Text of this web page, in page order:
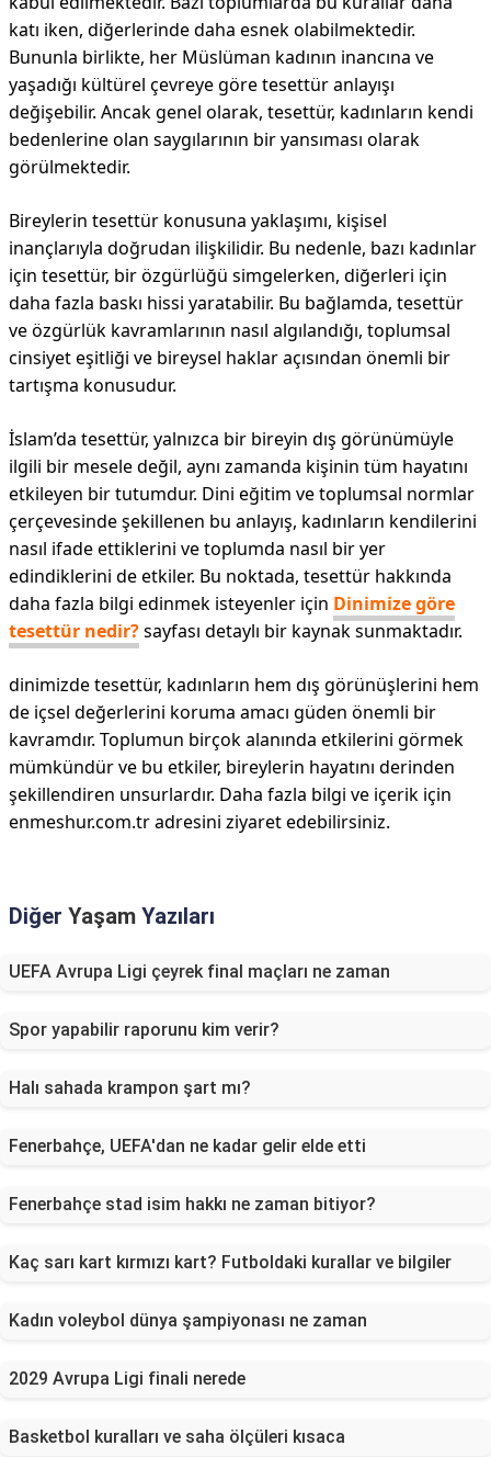
katı iken, diğerlerinde daha esnek olabilmektedir.
Bununla birlikte, her Müslüman kadının inancına ve
yaşadığı kültürel çevreye göre tesettür anlayışı
değişebilir. Ancak genel olarak, tesettür, kadınların kendi
bedenlerine olan saygılarının bir yansıması olarak
görülmektedir.
Bireylerin tesettür konusuna yaklaşımı, kişisel
inançlarıyla doğrudan ilişkilidir. Bu nedenle, bazı kadınlar
için tesettür, bir özgürlüğü simgelerken, diğerleri için
daha fazla baskı hissi yaratabilir. Bu bağlamda, tesettür
ve özgürlük kavramlarının nasıl algılandığı, toplumsal
cinsiyet eşitliği ve bireysel haklar açısından önemli bir
tartışma konusudur.
İslam’da tesettür, yalnızca bir bireyin dış görünümüyle
ilgili bir mesele değil, aynı zamanda kişinin tüm hayatını
etkileyen bir tutumdur. Dini eğitim ve toplumsal normlar
çerçevesinde şekillenen bu anlayış, kadınların kendilerini
nasıl ifade ettiklerini ve toplumda nasıl bir yer
edindiklerini de etkiler. Bu noktada, tesettür hakkında
daha fazla bilgi edinmek isteyenler için Dinimize göre
tesettür nedir?sayfası detaylı bir kaynak sunmaktadır.
dinimizde tesettür, kadınların hem dış görünüşlerini hem
de içsel değerlerini koruma amacı güden önemli bir
kavramdır. Toplumun birçok alanında etkilerini görmek
mümkündür ve bu etkiler, bireylerin hayatını derinden
şekillendiren unsurlardır. Daha fazla bilgi ve içerik için
enmeshur.com.tr adresini ziyaret edebilirsiniz.
Diğer Yaşam Yazıları
UEFA Avrupa Ligi çeyrek final maçları ne zaman
Spor yapabilir raporunu kim verir?
Halı sahada krampon şart mı?
Fenerbahçe, UEFA'dan ne kadar gelir elde etti
Fenerbahçe stad isim hakkı ne zaman bitiyor?
Kaç sarı kart kırmızı kart? Futboldaki kurallar ve bilgiler
Kadın voleybol dünya şampiyonası ne zaman
2029 Avrupa Ligi finali nerede
Basketbol kuralları ve saha ölçüleri kısaca